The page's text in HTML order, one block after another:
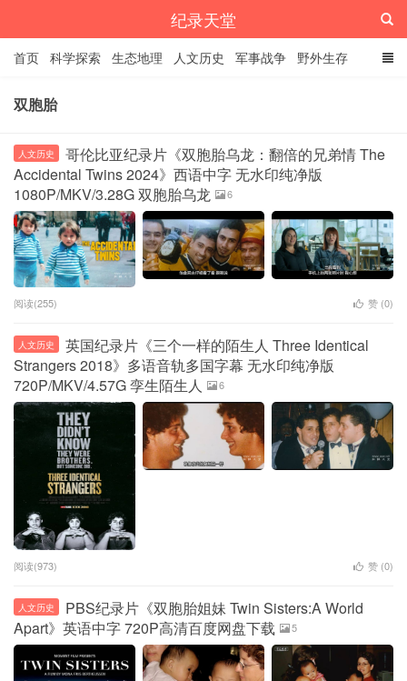
纪录天堂
首页 科学探索 生态地理 人文历史 军事战争 野外生存
经典纪录
双胞胎
人文历史
哥伦比亚纪录片《双胞胎乌龙：翻倍的兄弟情 The
Accidental Twins 2024》西语中字 无水印纯净版
1080P/MKV/3.28G 双胞胎乌龙
6
阅读(255) 赞 (0)
人文历史
英国纪录片《三个一样的陌生人 Three Identical
Strangers 2018》多语音轨多国字幕 无水印纯净版
720P/MKV/4.57G 孪生陌生人
6
阅读(973) 赞 (0)
人文历史
PBS纪录片《双胞胎姐妹 Twin Sisters:A World
Apart》英语中字 720P高清百度网盘下载
5